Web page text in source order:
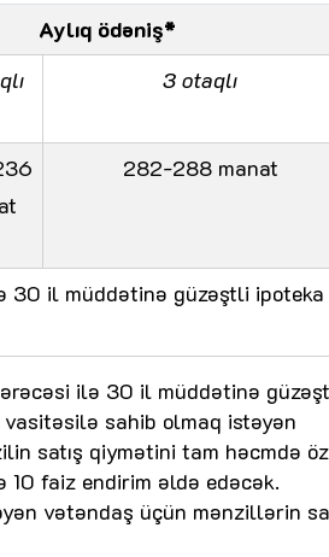
Aylıq ödəniş*
3 otaqlı
282-288 manat
30 il müddətinə güzəştli ipoteka
ilə 30 il müddətinə
sahib olmaq istəyən
satış qiymətini tam həcmdə öz
faiz endirim əldə edəcək.
vətəndaş üçün mənzillərin